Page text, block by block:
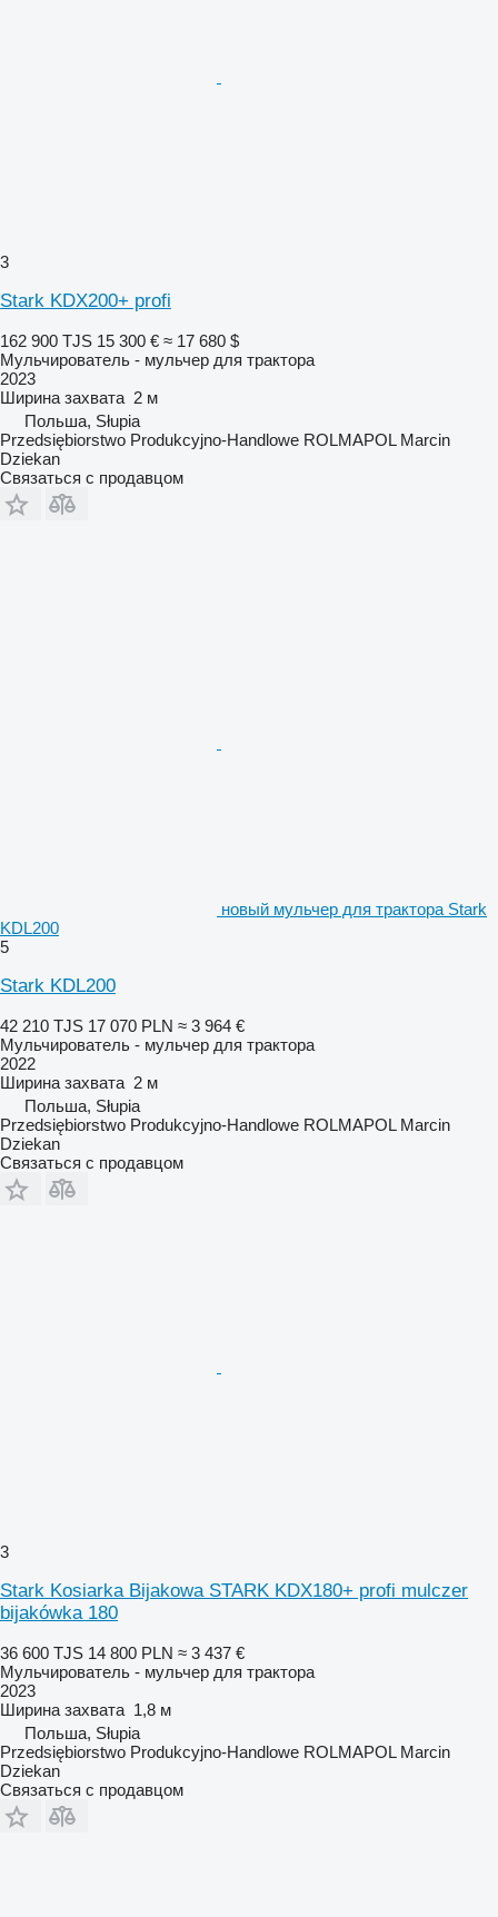
3
Stark KDX200+ profi
162 900 TJS 15 300 € ≈ 17 680 $
Мульчирователь - мульчер для трактора
2023
Ширина захвата 2 м
Польша, Słupia
Przedsiębiorstwo Produkcyjno-Handlowe ROLMAPOL Marcin
Dziekan
Связаться с продавцом
новый мульчер для трактора Stark
KDL200
5
Stark KDL200
42 210 TJS 17 070 PLN ≈ 3 964 €
Мульчирователь - мульчер для трактора
2022
Ширина захвата 2 м
Польша, Słupia
Przedsiębiorstwo Produkcyjno-Handlowe ROLMAPOL Marcin
Dziekan
Связаться с продавцом
3
Stark Kosiarka Bijakowa STARK KDX180+ profi mulczer
bijakówka 180
36 600 TJS 14 800 PLN ≈ 3 437 €
Мульчирователь - мульчер для трактора
2023
Ширина захвата 1,8 м
Польша, Słupia
Przedsiębiorstwo Produkcyjno-Handlowe ROLMAPOL Marcin
Dziekan
Связаться с продавцом